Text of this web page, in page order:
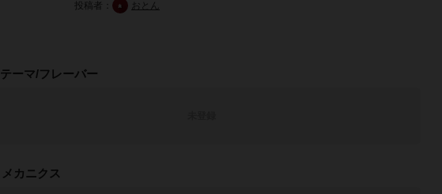
投稿者：
おとん
テーマ/フレーバー
メカニクス